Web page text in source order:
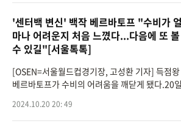
'센터백 변신' 백작 베르바토프 "수비가 얼
마나 어려운지 처음 느꼈다...다음에 또 볼
수 있길"[서울톡톡]
[OSEN=서울월드컵경기장, 고성환 기자] 득점
베르바토프가 수비의 어려움을 깨닫게 됐다.20
팀)'가'FC 스피어(공
2024.10.20 20: 49